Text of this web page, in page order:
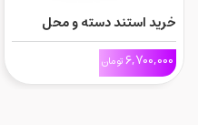
خرید استند دسته و محل
نگهداری بازی برنده Dobe مدل
تک ردیف
6,700,000تومان